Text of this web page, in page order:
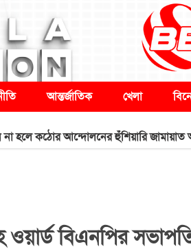
আন্তর্জাতিক খেলা
কঠোর আন্দোলনের হুঁশিয়ারি জামায়াত আমিরের
ওয়ার্ড বিএনপির